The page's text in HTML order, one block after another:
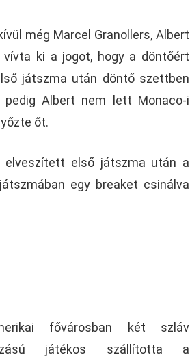
még Marcel Granollers, Albert
ki a jogot, hogy a döntőért
játszma után döntő szettben
Albert nem lett Monaco-i
őt.
elveszített első játszma után a
egy breaket csinálva
fővárosban két szláv
játékos szállította a